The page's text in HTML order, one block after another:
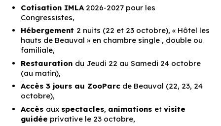
Cotisation IMLA2026-2027 pour les
Congressistes,
Hébergement 2 nuits (22 et 23 octobre), « Hôtel les
hauts de Beauval » en chambre single , double ou
familiale,
Restauration du Jeudi 22 au Samedi 24 octobre
(au matin),
Accès 3 jours au ZooParc de Beauval (22, 23, 24
octobre),
Accès aux spectacles, animations etvisite
guidée privative le 23 octobre,